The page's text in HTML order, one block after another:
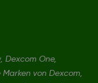
Dexcom One,
von Dexcom,